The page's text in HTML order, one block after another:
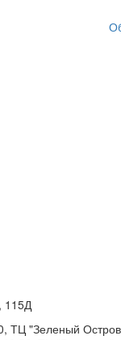
115Д
ТЦ "Зеленый